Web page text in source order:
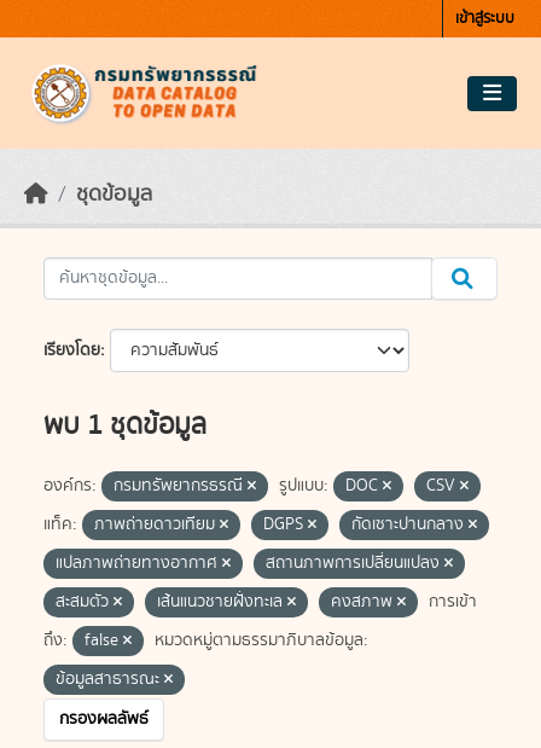
เข้าสู่ระบบ
ชุดข้อมูล
เรียงโดย
พบ 1 ชุดข้อมูล
องค์กร: กรมทรัพยากรธรณี รูปแบบ: DOC
CSV
แท็ค:
ภาพถ่ายดาวเทียม DGPS
กัดเซาะปานกลาง
แปลภาพถ่ายทางอากาศ
สถานภาพการเปลี่ยนแปลง
สะสมตัว
เส้นแนวชายฝั่งทะเล คงสภาพ
การเข้า
ถึง:
false
หมวดหมู่ตามธรรมาภิบาลข้อมูล:
ข้อมูลสาธารณะ
กรองผลลัพธ์